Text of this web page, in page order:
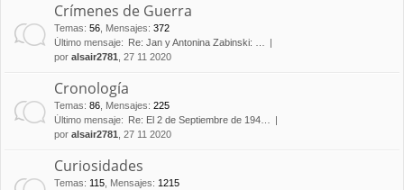
Crímenes de Guerra
Temas: 56 Mensajes: 372
Último mensaje:
Re: Jan y Antonina Zabinski: …
por alsair2781 , 27 11 2020
Cronología
Temas: 86 Mensajes: 225
Último mensaje:
Re: El 2 de Septiembre de 194…
por alsair2781 , 27 11 2020
Curiosidades
Temas: 115 Mensajes: 1215